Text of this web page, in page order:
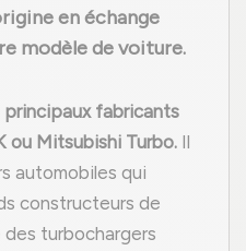
en échange
modèle de voiture.
principaux fabricants
ou Mitsubishi Turbo. Il
automobiles qui
constructeurs de
turbochargers